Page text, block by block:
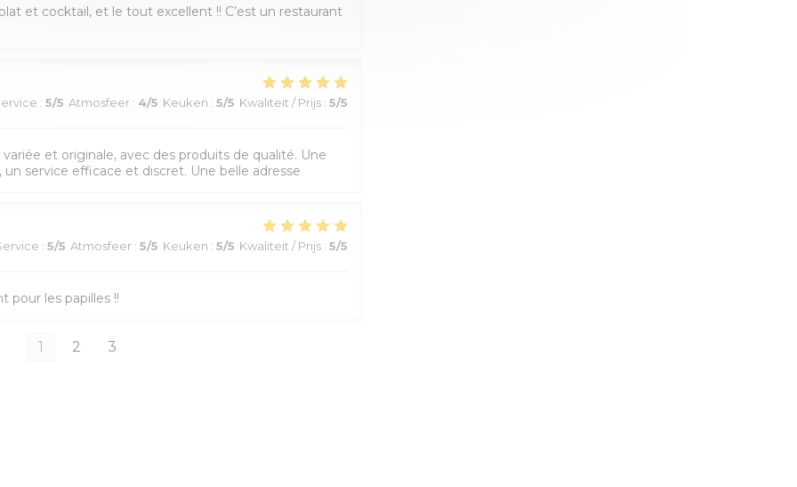
et cocktail, et le tout excellent !! C’est un restaurant
: 5/5 Atmosfeer : 4/5 Keuken : 5/5 Kwaliteit / Prijs : 5/5
et originale, avec des produits de qualité. Une
service efficace et discret. Une belle adresse
: 5/5 Atmosfeer : 5/5 Keuken : 5/5 Kwaliteit / Prijs : 5/5
pour les papilles !!
1 2 3